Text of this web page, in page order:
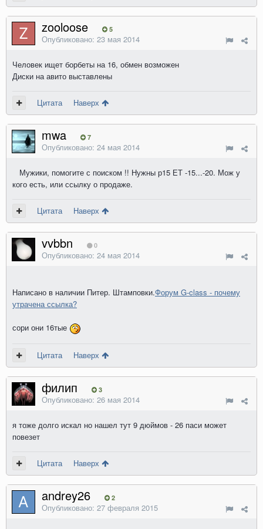
zooloose 5
Опубликовано: 23 мая 2014
Человек ищет борбеты на 16, обмен возможен
Диски на авито выставлены
Цитата Наверх
mwa 7
Опубликовано: 24 мая 2014
Мужики, помогите с поиском !! Нужны р15 ЕТ -15...-20. Мож у
кого есть, или ссылку о продаже.
Цитата Наверх
vvbbn 0
Опубликовано: 24 мая 2014
Написано в наличии Питер. Штамповки.Форум G-class - почему
утрачена ссылка?
сори они 16тые
Цитата Наверх
филип 3
Опубликовано: 26 мая 2014
я тоже долго искал но нашел тут 9 дюймов - 26 паси может
повезет
Цитата Наверх
andrey26 2
Опубликовано: 27 февраля 2015